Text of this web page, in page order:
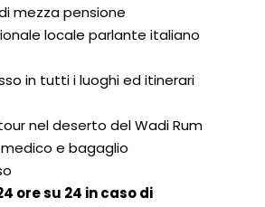
mezza pensione
locale parlante italiano
in tutti i luoghi ed itinerari
nel deserto del Wadi Rum
medico e bagaglio
ore su 24 in caso di